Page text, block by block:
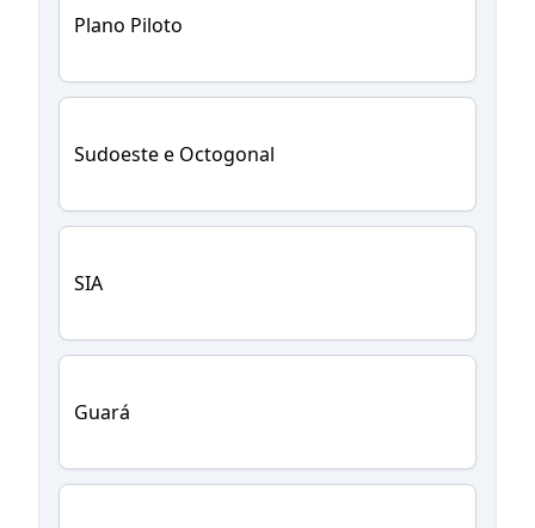
Plano Piloto
Sudoeste e Octogonal
SIA
Guará